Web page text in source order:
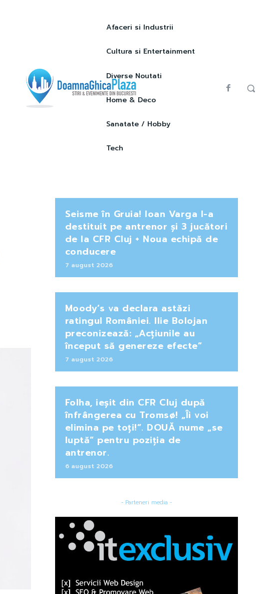
Afaceri si Industrii
Cultura si Entertainment
Diverse Noutati
Home & Deco
Sanatate / Hobby
Tech
Seisme în Gruia! Ioan Varga l-a
destituit pe antrenor și 3 jucători
de la CFR Cluj + Noua echipă de
conducere
7 august 2026
Moody’s va declara astăzi
ratingul României. Ilie Bolojan
preconizează: „Acțiunile au
început să genereze efecte”
7 august 2026
Folha, ieșit din CFR Cluj după
înfrângerea cu Tromsø! „Îi voi
elimina pe toți!”. DOUĂ nume „se
luptă” pentru poziția de
antrenor.
6 august 2026
- Parteneri media -